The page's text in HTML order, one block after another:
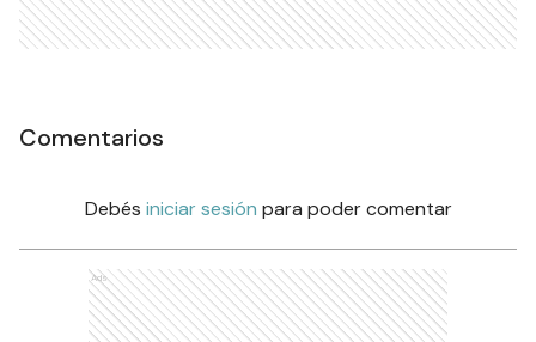
Comentarios
Debés iniciar sesión para poder comentar
Ads